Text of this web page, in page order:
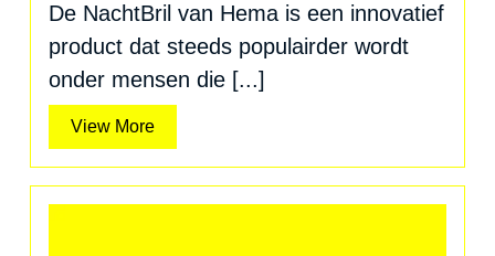
De NachtBril van Hema is een innovatief
product dat steeds populairder wordt
onder mensen die [...]
View MoreView
More